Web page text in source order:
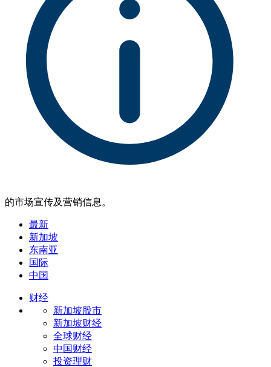
的市场宣传及营销信息。
最新
新加坡
东南亚
国际
中国
财经
新加坡股市
新加坡财经
全球财经
中国财经
投资理财